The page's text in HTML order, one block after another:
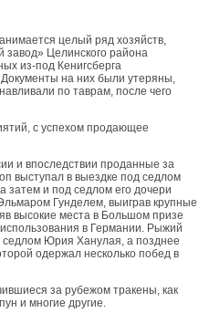
целый ряд хозяйств,
завод» Целинского района
из-под Кенигсберга
на них были утеряны,
по таврам, после чего
с успехом продающее
и впоследствии проданные за
выступал в выездке под седлом
затем и под седлом его дочери
Гунделем, выиграв крупные
высокие места в Большом призе
в Германии. Рыжий
Юрия Ханулая, а позднее
одержал несколько побед в
за рубежом тракены, как
и многие другие.